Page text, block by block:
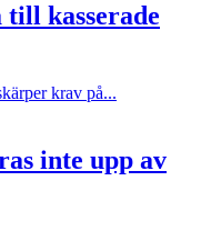
kasserade
krav på...
inte upp av